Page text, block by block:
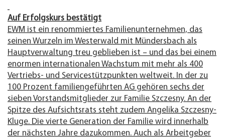
Auf Erfolgskurs bestätigt
EWM ist ein renommiertes Familienunternehmen, das
seinen Wurzeln im Westerwald mit Mündersbach als
Hauptverwaltung treu geblieben ist – und das bei einem
enormen internationalen Wachstum mit mehr als 400
Vertriebs- und Servicestützpunkten weltweit. In der zu
100 Prozent familiengeführten AG gehören sechs der
sieben Vorstandsmitglieder zur Familie Szczesny. An der
Spitze des Aufsichtsrats steht zudem Angelika Szczesny-
Kluge. Die vierte Generation der Familie wird innerhalb
der nächsten Jahre dazukommen. Auch als Arbeitgeber